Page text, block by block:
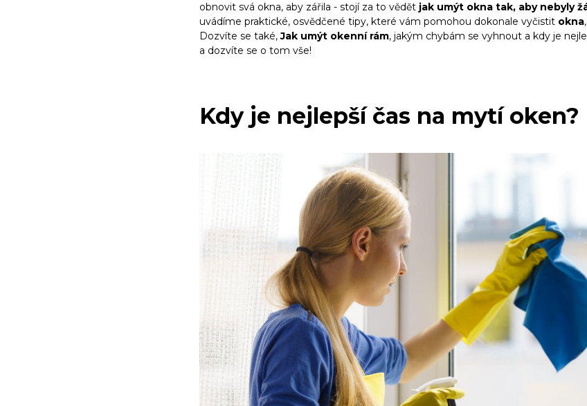
obnovit svá okna, aby zářila - stojí za to vědět jak umýt okna tak, aby nebyly
uvádíme praktické, osvědčené tipy, které vám pomohou dokonale vyčistit okna
Dozvíte se také,Jak umýt okenní rám, jakým chybám se vyhnout a kdy je
a dozvíte se o tom vše!
Kdy je nejlepší čas na mytí oken?